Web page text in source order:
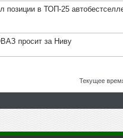
позиции в ТОП-25
просит за Ниву
Текущее